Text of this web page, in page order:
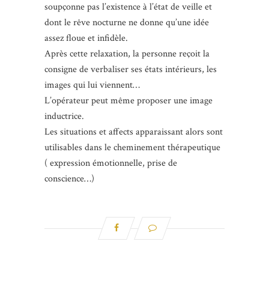
soupçonne pas l’existence à l’état de veille et
dont le rêve nocturne ne donne qu’une idée
assez floue et infidèle.
Après cette relaxation, la personne reçoit la
consigne de verbaliser ses états intérieurs, les
images qui lui viennent…
L’opérateur peut même proposer une image
inductrice.
Les situations et affects apparaissant alors sont
utilisables dans le cheminement thérapeutique
( expression émotionnelle, prise de
conscience…)